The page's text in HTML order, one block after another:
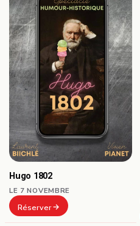
Hugo 1802
LE 7 NOVEMBRE
Réserver